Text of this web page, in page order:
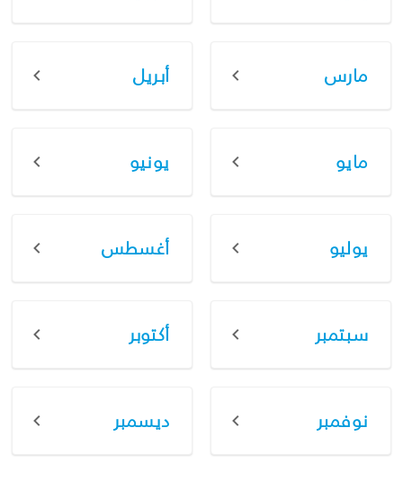
مارس أبريل
مايو يونيو
يوليو أغسطس
سبتمبر أكتوبر
نوفمبر ديسمبر